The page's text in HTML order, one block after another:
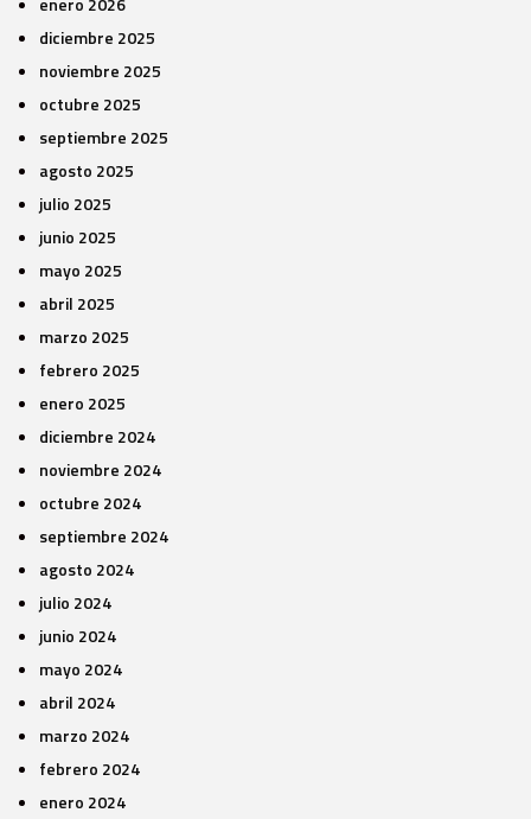
diciembre 2025
noviembre 2025
octubre 2025
septiembre 2025
agosto 2025
julio 2025
junio 2025
mayo 2025
abril 2025
marzo 2025
febrero 2025
enero 2025
diciembre 2024
noviembre 2024
octubre 2024
septiembre 2024
agosto 2024
julio 2024
junio 2024
mayo 2024
abril 2024
marzo 2024
febrero 2024
enero 2024